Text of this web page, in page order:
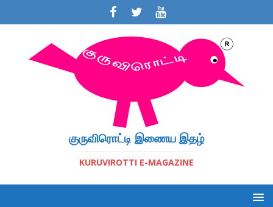
குருவிரொட்டி இணைய இதழ்
KURUVIROTTI E-MAGAZINE